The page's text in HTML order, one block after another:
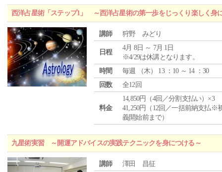
西洋占星術「ステップ1」 ～西洋占星術の第一歩をじっくり楽しく身
講師 狩野 みどり
日程
4月 8日 ～ 7月 1日
※4/29は休講となります。
時間
毎週 （木） 13 ：10 ～ 14 ：30
回数
全12回
料金
14,850円（4回／分割支払い）×3
41,250円（12回／一括前納支払※
義開始前まで）
九星術実習 ～開運アドバイスの実践テクニックを身につける～
講師 澤田 昌征